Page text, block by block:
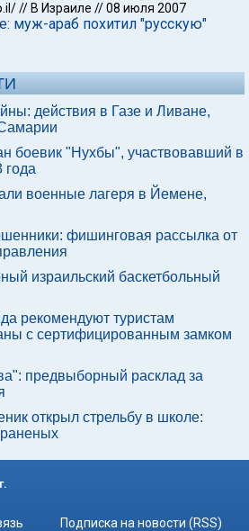
// В Израиле //08 июля 2007
муж-араб похитил "русскую"
действия в Газе и Ливане,
боевик "Нухбы", участвовавший в
года
военные лагеря в Йемене,
фишинговая рассылка от
израильский баскетбольный
рекомендуют туристам
с сертифицированным замком
предвыборный расклад за
открыл стрельбу в школе:
Подписка на новости (RSS)